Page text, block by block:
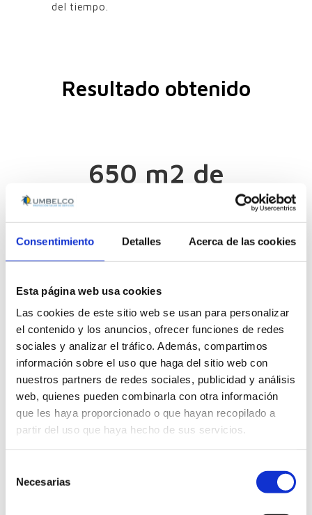
Consentimiento Detalles Acerca de las cookies
Esta página web usa cookies
Las cookies de este sitio web se usan para personalizar
el contenido y los anuncios, ofrecer funciones de redes
sociales y analizar el tráfico. Además, compartimos
información sobre el uso que haga del sitio web con
nuestros partners de redes sociales, publicidad y análisis
web, quienes pueden combinarla con otra información
que les haya proporcionado o que hayan recopilado a
partir del uso que haya hecho de sus servicios.
Necesarias
del tiempo.
Resultado obtenido
650 m2 de
lamas